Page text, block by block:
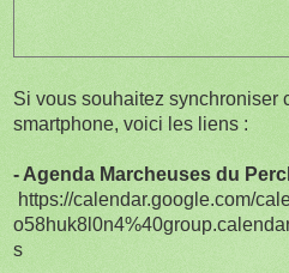
Si vous souhaitez synchroniser
smartphone, voici les liens :
- Agenda Marcheuses du
https://calendar.google.com/
s